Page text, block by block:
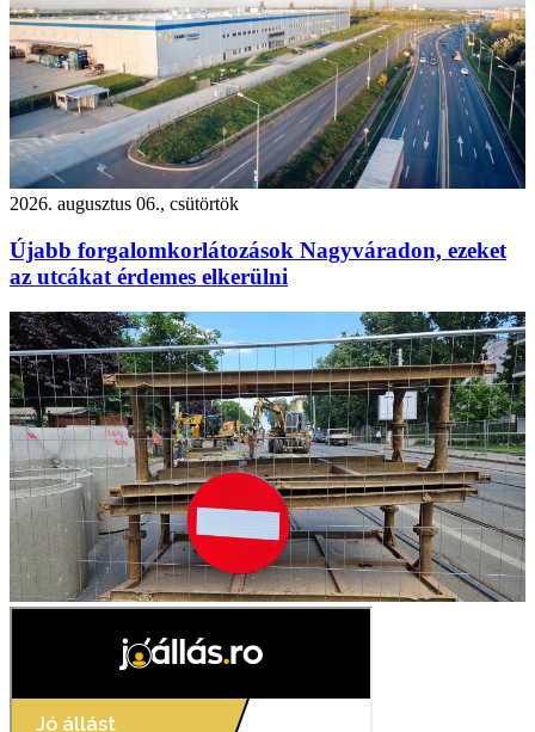
2026. augusztus 06., csütörtök
Újabb forgalomkorlátozások Nagyváradon, ezeket
az utcákat érdemes elkerülni